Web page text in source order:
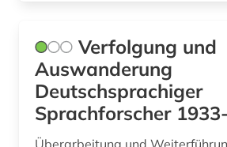
Verfolgung und
Auswanderung
Deutschsprachiger
Sprachforscher